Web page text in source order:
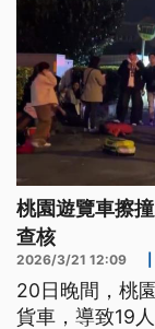
桃園遊覽車擦
查核
2026/3/21 12:09
20日晚間，桃
貨車，導致19